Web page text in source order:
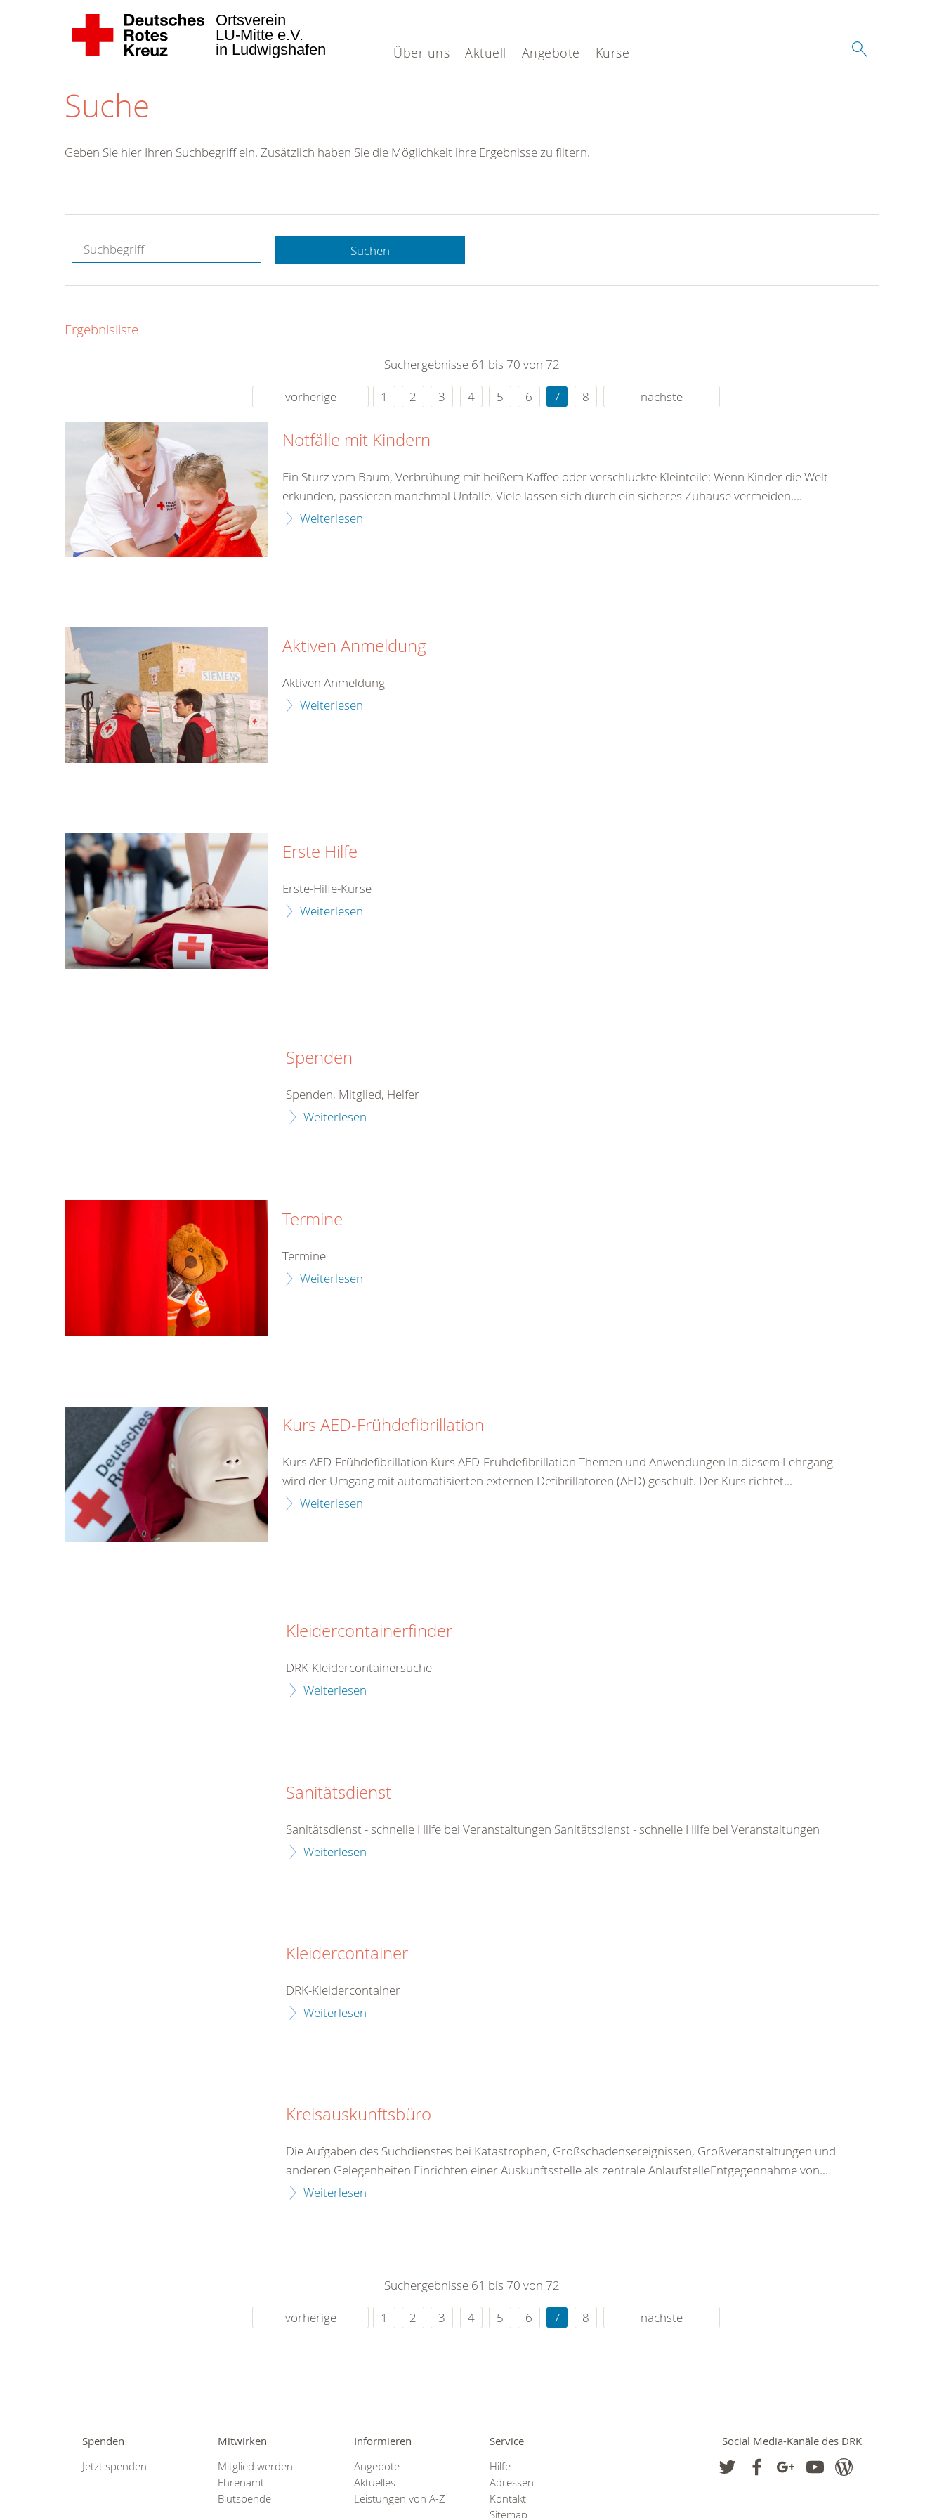
Über uns Aktuell Angebote Kurse
Ortsverein
LU-Mitte e.V.
in Ludwigshafen
Suche
Hotline.
gerne.
rund um die Uhr
Geben Sie hier Ihren Suchbegriff ein. Zusätzlich haben Sie die Möglichkeit ihre Ergebnisse zu filtern.
Suchen
Ergebnisliste
Suchergebnisse 61 bis 70 von 72
vorherige
1 2 3 4 5 6 7 8 nächste
Notfälle mit Kindern
Ein Sturz vom Baum, Verbrühung mit heißem Kaffee oder verschluckte Kleinteile: Wenn Kinder die Welt
erkunden, passieren manchmal Unfälle. Viele lassen sich durch ein sicheres Zuhause vermeiden....
Weiterlesen
Aktiven Anmeldung
Aktiven Anmeldung
Weiterlesen
Erste Hilfe
Erste-Hilfe-Kurse
Weiterlesen
Spenden
Spenden, Mitglied, Helfer
Weiterlesen
Termine
Termine
Weiterlesen
Kurs AED-Frühdefibrillation
Kurs AED-Frühdefibrillation Kurs AED-Frühdefibrillation Themen und Anwendungen In diesem Lehrgang
wird der Umgang mit automatisierten externen Defibrillatoren (AED) geschult. Der Kurs richtet...
Weiterlesen
Kleidercontainerfinder
DRK-Kleidercontainersuche
Weiterlesen
Sanitätsdienst
Sanitätsdienst - schnelle Hilfe bei Veranstaltungen Sanitätsdienst - schnelle Hilfe bei Veranstaltungen
Weiterlesen
Kleidercontainer
DRK-Kleidercontainer
Weiterlesen
Kreisauskunftsbüro
Die Aufgaben des Suchdienstes bei Katastrophen, Großschadensereignissen, Großveranstaltungen und
anderen Gelegenheiten Einrichten einer Auskunftsstelle als zentrale AnlaufstelleEntgegennahme von...
Weiterlesen
Suchergebnisse 61 bis 70 von 72
vorherige
1 2 3 4 5 6 7 8 nächste
Spenden
Jetzt spenden
Mitwirken
Mitglied werden
Ehrenamt
Blutspende
Informieren
Angebote
Aktuelles
Leistungen von A-Z
Service
Hilfe
Adressen
Kontakt
Sitemap
Social Media-Kanäle des DRK